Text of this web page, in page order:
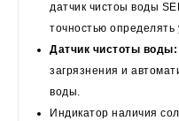
датчик чистоы воды
точностью
Датчик чистоты воды:
загрязнения и
воды.
Индикатор наличия